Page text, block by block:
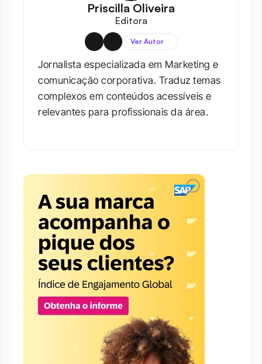
Priscilla Oliveira
Editora
Ver Autor
Jornalista especializada em Marketing e
comunicação corporativa. Traduz temas
complexos em conteúdos acessíveis e
relevantes para profissionais da área.​